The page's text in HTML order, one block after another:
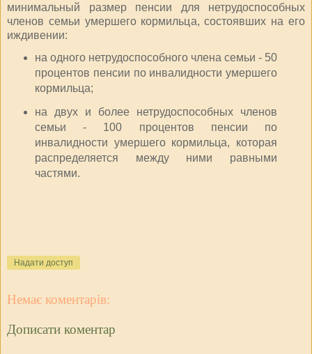
минимальный размер пенсии для нетрудоспособных
членов семьи умершего кормильца, состоявших на его
иждивении:
на одного нетрудоспособного члена семьи - 50
процентов пенсии по инвалидности умершего
кормильца;
на двух и более нетрудоспособных членов
семьи - 100 процентов пенсии по
инвалидности умершего кормильца, которая
распределяется между ними равными
частями.
Надати доступ
Немає коментарів:
Дописати коментар